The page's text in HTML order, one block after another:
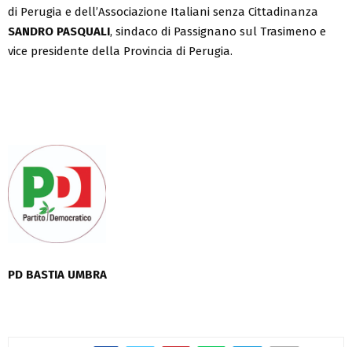
di Perugia e dell’Associazione Italiani senza Cittadinanza
SANDRO PASQUALI, sindaco di Passignano sul Trasimeno e
vice presidente della Provincia di Perugia.
PD BASTIA UMBRA